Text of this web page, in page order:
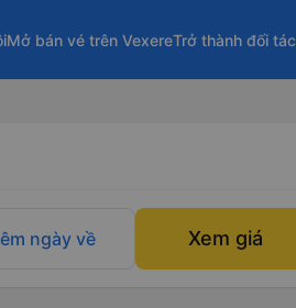
Mở bán vé trên VexereTrở thành đối tác
ngày về Xem giá